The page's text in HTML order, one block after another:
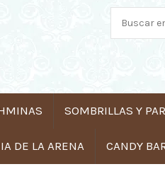
SOMBRILLAS Y
DE LA ARENA CANDY